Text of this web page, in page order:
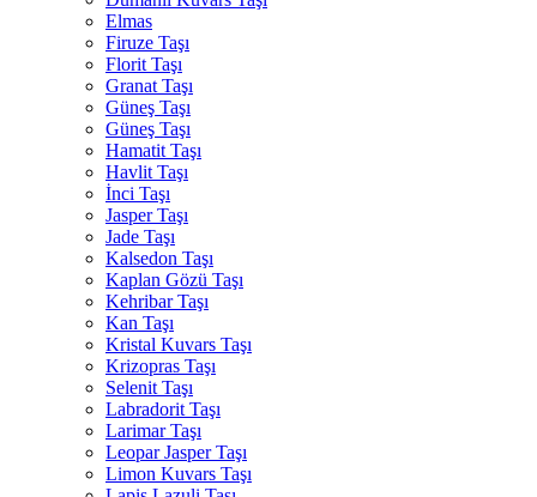
Elmas
Firuze Taşı
Florit Taşı
Granat Taşı
Güneş Taşı
Güneş Taşı
Hamatit Taşı
Havlit Taşı
İnci Taşı
Jasper Taşı
Jade Taşı
Kalsedon Taşı
Kaplan Gözü Taşı
Kehribar Taşı
Kan Taşı
Kristal Kuvars Taşı
Krizopras Taşı
Selenit Taşı
Labradorit Taşı
Larimar Taşı
Leopar Jasper Taşı
Limon Kuvars Taşı